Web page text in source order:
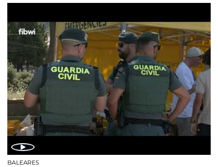
BALEARES